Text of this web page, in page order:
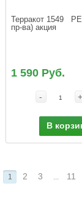
Терракот 1549
пр-ва) акция
1 590 Руб.
- +
В
1 2 3 ... 11